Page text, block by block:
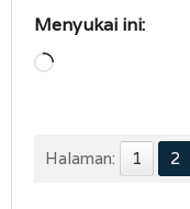
Menyukai ini:
Memuat...
Halaman: 1 2